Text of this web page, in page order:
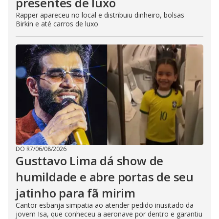
Rapper apareceu no local e distribuiu dinheiro, bolsas
Birkin e até carros de luxo
DO R7/06/08/2026
Gusttavo Lima dá show de
humildade e abre portas de seu
jatinho para fã mirim
Cantor esbanja simpatia ao atender pedido inusitado da
jovem Isa, que conheceu a aeronave por dentro e garantiu